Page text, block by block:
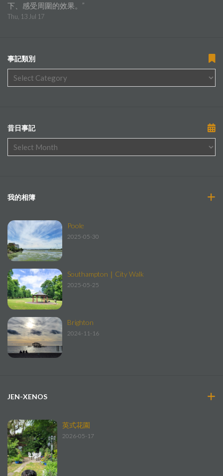
下、感受周圍的效果。 ”
Thu, 13 Jul 17
事記類別
昔日事記
我的相簿
Poole
2025-05-30
Southampton｜City Walk
2025-05-25
Brighton
2024-11-16
JEN-XENOS
英式花園
2026-05-17